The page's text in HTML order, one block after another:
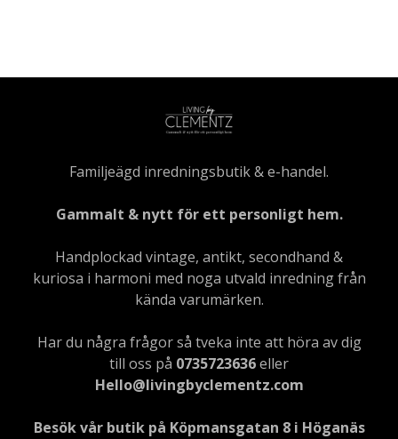
Familjeägd inredningsbutik & e-handel.
Gammalt & nytt för ett personligt hem.
Handplockad vintage, antikt, secondhand &
kuriosa i harmoni med noga utvald inredning från
kända varumärken.
Har du några frågor så tveka inte att höra av dig
till oss på 0735723636eller
Hello@livingbyclementz.com
Besök vår butik på Köpmansgatan 8 i Höganäs